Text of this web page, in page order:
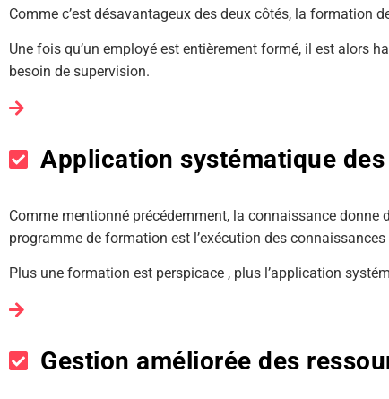
Comme c’est désavantageux des deux côtés, la formation
Une fois qu’un employé est entièrement formé, il est alors
besoin de supervision.
Application systématique
Comme mentionné précédemment, la connaissance donne
programme de formation est l’exécution des
Plus une formation est perspicace , plus l’application
Gestion améliorée des